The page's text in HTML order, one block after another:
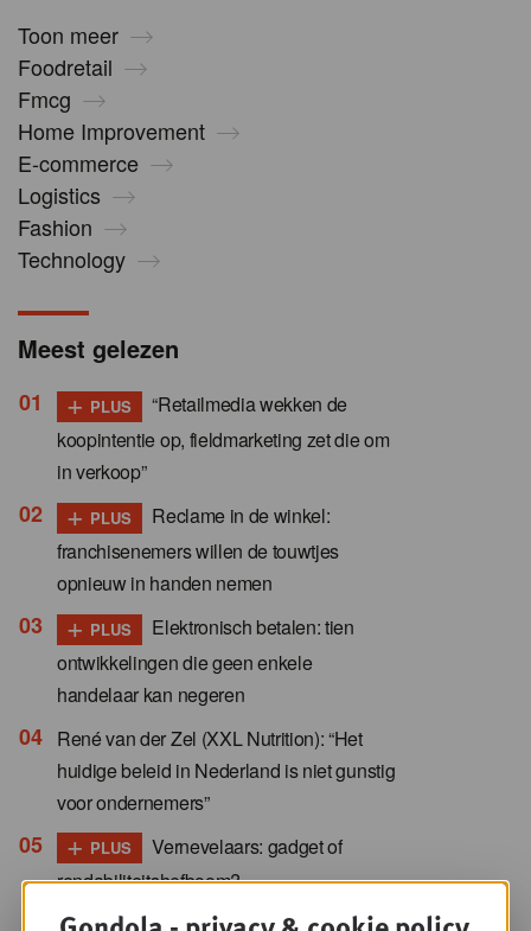
Toon meer
Foodretail
Fmcg
Home Improvement
E-commerce
Logistics
Fashion
Technology
Meest gelezen
+ PLUS
“Retailmedia wekken de
koopintentie op, fieldmarketing zet die om
in verkoop”
+ PLUS
Reclame in de winkel:
franchisenemers willen de touwtjes
opnieuw in handen nemen
+ PLUS
Elektronisch betalen: tien
ontwikkelingen die geen enkele
handelaar kan negeren
René van der Zel (XXL Nutrition): “Het
huidige beleid in Nederland is niet gunstig
voor ondernemers”
+ PLUS
Vernevelaars: gadget of
rendabiliteitshefboom?